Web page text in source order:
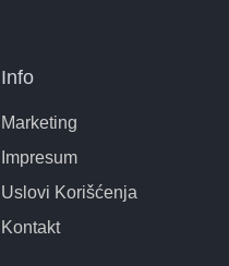
Info
Marketing
Impresum
Uslovi Korišćenja
Kontakt